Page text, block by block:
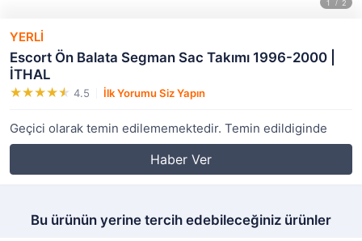
YERLİ
Escort Ön Balata Segman Sac Takımı 1996-2000 |
İTHAL
4.5 İlk Yorumu Siz Yapın
Geçici olarak temin edilememektedir. Temin edildiginde
Haber Ver
Bu ürünün yerine tercih edebileceğiniz ürünler